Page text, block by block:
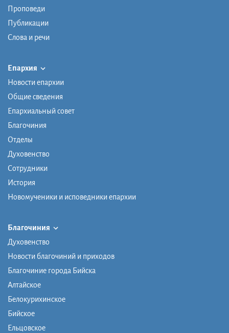
Проповеди
Публикации
Слова и речи
Епархия
Новости епархии
Общие сведения
Епархиальный совет
Благочиния
Отделы
Духовенство
Сотрудники
История
Новомученики и исповедники епархии
Благочиния
Духовенство
Новости благочиний и приходов
Благочиние города Бийска
Алтайское
Белокурихинское
Бийское
Ельцовское